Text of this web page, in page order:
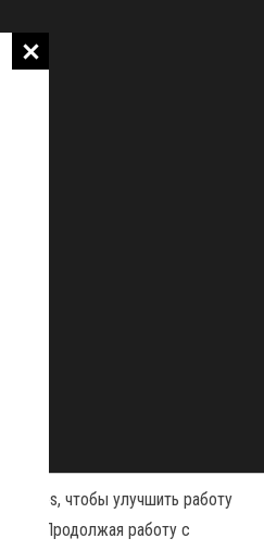
cookies, чтобы улучшить работу
Продолжая работу с